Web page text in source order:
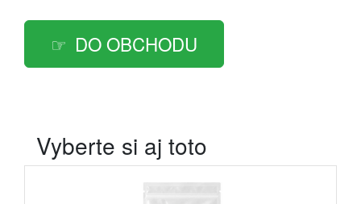
DO OBCHODU
Vyberte si aj toto